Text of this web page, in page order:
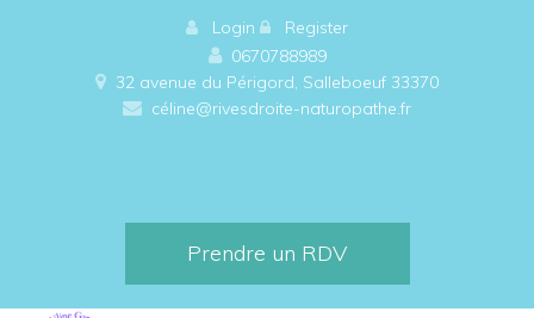
Login
Register
0670788989
32 avenue du Périgord, Salleboeuf 33370
céline@rivesdroite-naturopathe.fr
Prendre un RDV